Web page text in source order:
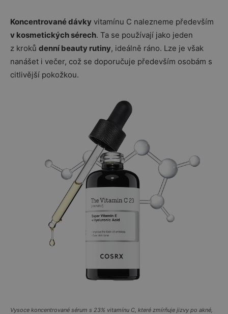
Koncentrované dávky vitamínu C nalezneme především
v kosmetických sérech. Ta se používají jako jeden
z kroků denní beauty rutiny, ideálně ráno. Lze je však
nanášet i večer, což se doporučuje především osobám s
citlivější pokožkou.
Vysoce koncentrované sérum s 23% vitamínu C, které zmírňuje jizvy po akné,